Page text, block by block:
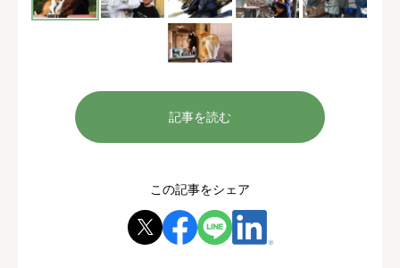
記事を読む
この記事をシェア